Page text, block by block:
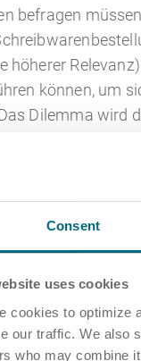
Consent
uses cookies
cookies to optimize
our traffic. We also
who may combine
befragen
höherer
können, um
Dilemma wird
wird:
auch verwendet
ist
bzw. dessen
also an
des Wissens für